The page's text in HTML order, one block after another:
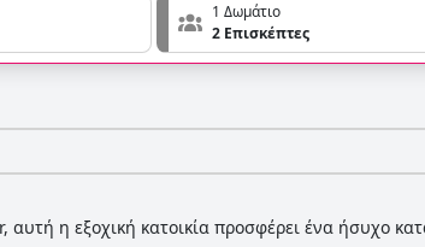
1 Δωμάτιο
2 Επισκέπτες
αυτή η εξοχική κατοικία προσφέρει ένα ήσυχο